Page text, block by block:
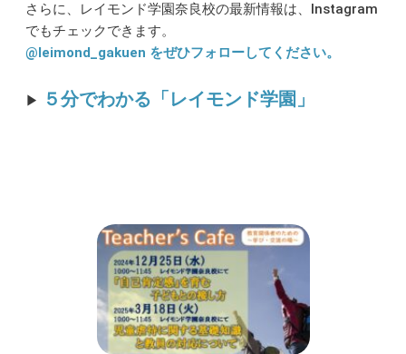
さらに、レイモンド学園奈良校の最新情報は、Instagram
でもチェックできます。
@leimond_gakuen をぜひフォローしてください。
▶︎ ５分でわかる「レイモンド学園」